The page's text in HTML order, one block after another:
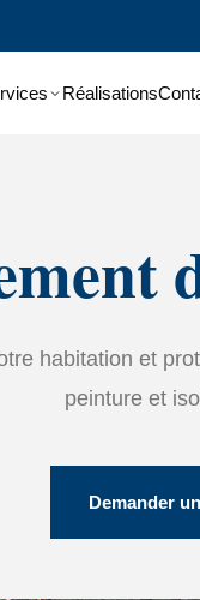
Réalisations
habitation et
peinture et
Demander